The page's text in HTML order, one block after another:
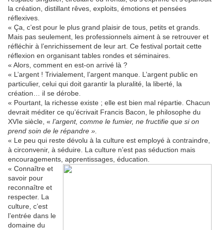
la création, distillant rêves, exploits, émotions et pensées
réflexives.
« Ça, c’est pour le plus grand plaisir de tous, petits et grands.
Mais pas seulement, les professionnels aiment à se retrouver et
réfléchir à l’enrichissement de leur art. Ce festival portait cette
réflexion en organisant tables rondes et séminaires.
« Alors, comment en est-on arrivé là ?
« L’argent ! Trivialement, l’argent manque. L’argent public en
particulier, celui qui doit garantir la pluralité, la liberté, la
création… il se dérobe.
« Pourtant, la richesse existe ; elle est bien mal répartie. Chacun
devrait méditer ce qu’écrivait Francis Bacon, le philosophe du
XVIe siècle, « l’argent, comme le fumier, ne fructifie que si on
prend soin de le répandre ».
« Le peu qui reste dévolu à la culture est employé à contraindre,
à circonvenir, à séduire. La culture n’est pas séduction mais
encouragements, apprentissages, éducation.
« Connaître et
savoir pour
reconnaître et
respecter. La
culture, c’est
l’entrée dans le
domaine du